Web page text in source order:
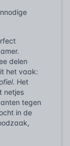
delen
het vaak:
. Het
netjes
tegen
in de